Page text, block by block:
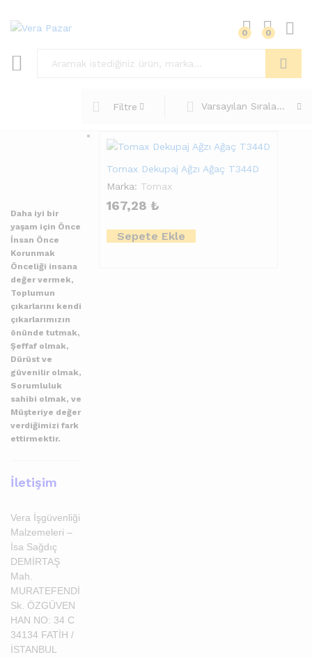
0 0
Filtre
Varsayılan Sıralama
Tomax Dekupaj Ağzı Ağaç T344D
Marka: Tomax
167,28 ₺
Sepete Ekle
Daha iyi bir
yaşam için Önce
İnsan Önce
Korunmak
Önceliği insana
değer vermek,
Toplumun
çıkarlarını kendi
çıkarlarımızın
önünde tutmak,
Şeffaf olmak,
Dürüst ve
güvenilir olmak,
Sorumluluk
sahibi olmak, ve
Müşteriye değer
verdiğimizi fark
ettirmektir.
İletişim
Vera İşgüvenliği
Malzemeleri –
İsa Sağdıç
DEMİRTAŞ
Mah.
MURATEFENDİ
Sk. ÖZGÜVEN
HAN NO: 34 C
34134 FATİH /
İSTANBUL